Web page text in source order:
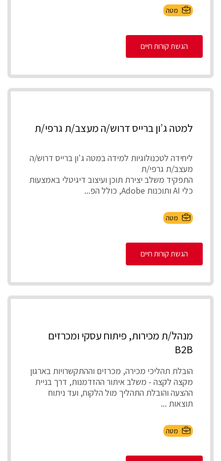
מטה
הגשת קורות חיים
למטה ג’ון ברייס דרוש/ה מעצב/ת גרפי/ת
ליחידה לטכנולוגיות למידה במטה ג'ון ברייס דרוש/ה
מעצב/ת גרפי/ת
התפקיד משלב יצירת תוכן ועיצוב דיגיטלי באמצעות
כלי AI ותוכנות Adobe, כולל הפ...
מטה
הגשת קורות חיים
מנהל/ת מכירות, פיתוח עסקי ומכרזים
B2B
הובלת תהליכי מכירה, מכרזים וההתקשרויות בארגון
מקצה לקצה - משלב איתור ההזדמנות, דרך בניית
ההצעה והובלת התהליך מול הלקוח, ועד ניתוח
תוצאות ...
מטה